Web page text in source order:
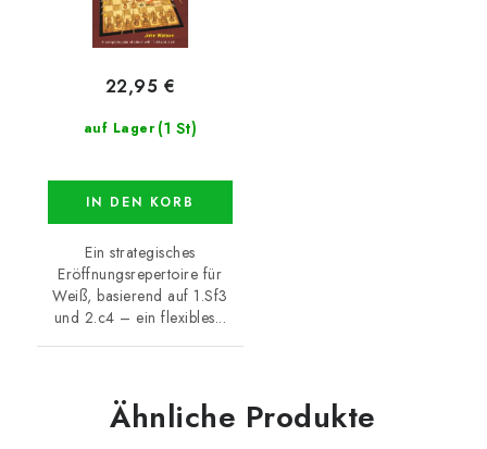
auf Lager (1 St)
22,95 €
IN DEN KORB
Ein strategisches
Eröffnungsrepertoire für
Weiß, basierend auf 1.Sf3
und 2.c4 – ein flexibles...
Ähnliche Produkte